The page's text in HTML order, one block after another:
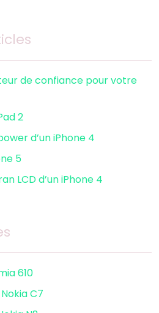
de confiance pour votre
2
d’un iPhone 4
5
LCD d’un iPhone 4
610
C7